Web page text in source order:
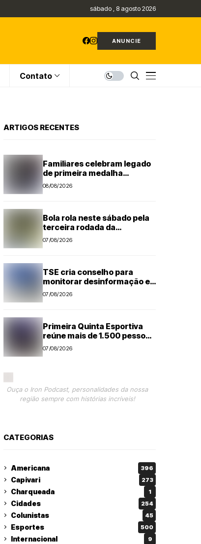
sábado , 8 agosto 2026
ANUNCIE
Contato
ARTIGOS RECENTES
Familiares celebram legado
de primeira medalha
paralímpica do Brasil
08/08/2026
Bola rola neste sábado pela
terceira rodada da
Segundona do Campeonato
07/08/2026
TSE cria conselho para
monitorar desinformação e
IA nas eleições
07/08/2026
Primeira Quinta Esportiva
reúne mais de 1.500 pessoas
em noite histórica para
07/08/2026
Ouça o Iron Podcast, personalidades da nossa
região sempre com histórias incríveis!
CATEGORIAS
Americana 396
Capivari 273
Charqueada 1
Cidades 254
Colunistas 45
Esportes 500
Internacional 9